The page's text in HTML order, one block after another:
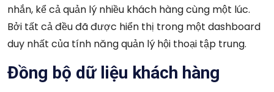
nhắn, kể cả quản lý nhiều khách hàng cùng một lúc.
Bởi tất cả đều đã được hiển thị trong một dashboard
duy nhất của tính năng quản lý hội thoại tập trung.
Đồng bộ dữ liệu khách hàng